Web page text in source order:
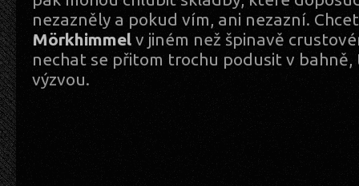
nezazněly a pokud vím, ani nezazní.
Mörkhimmel v jiném než špinavě
nechat se přitom trochu podusit v bahně,
výzvou.